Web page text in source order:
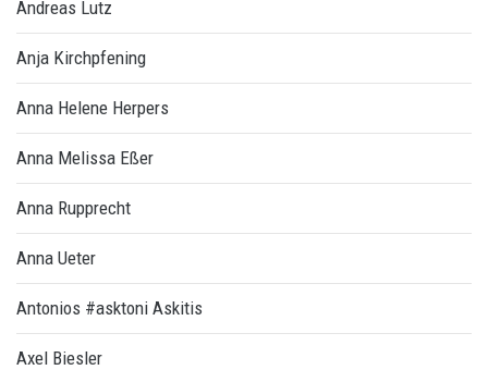
Andreas Lutz
Anja Kirchpfening
Anna Helene Herpers
Anna Melissa Eßer
Anna Rupprecht
Anna Ueter
Antonios #asktoni Askitis
Axel Biesler